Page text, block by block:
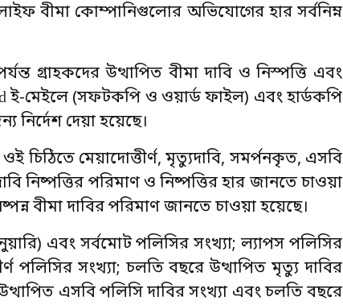
বীমা কোম্পানিগুলোর অভিযোগের হার সর্বনিম্ন
গ্রাহকদের উত্থাপিত বীমা দাবি ও নিস্পত্তি এবং
ই-মেইলে (সফটকপি ও ওয়ার্ড ফাইল) এবং হার্ডকপি
দেয়া হয়েছে।
চিঠিতে মেয়াদোত্তীর্ণ, মৃত্যুদাবি, সমর্পনকৃত, এসবি
নিষ্পত্তির পরিমাণ ও নিষ্পত্তির হার জানতে চাওয়া
বীমা দাবির পরিমাণ জানতে চাওয়া হয়েছে।
এবং সর্বমোট পলিসির সংখ্যা; ল্যাপস পলিসির
পলিসির সংখ্যা; চলতি বছরে উত্থাপিত মৃত্যু দাবির
এসবি পলিসি দাবির সংখ্যা এবং চলতি বছরে